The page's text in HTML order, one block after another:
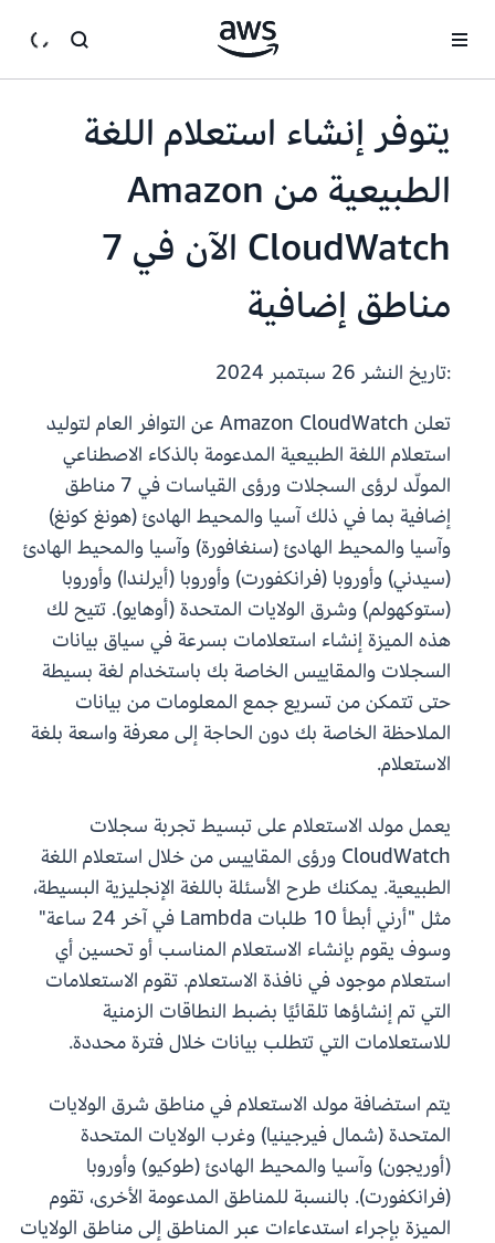
يتوفر إنشاء استعلام اللغة
الطبيعية من Amazon
CloudWatch الآن في 7
مناطق إضافية
:تاريخ النشر
تعلن Amazon CloudWatch عن التوافر العام لتوليد
استعلام اللغة الطبيعية المدعومة بالذكاء الاصطناعي
المولّد لرؤى السجلات ورؤى القياسات في 7 مناطق
إضافية بما في ذلك آسيا والمحيط الهادئ (هونغ كونغ)
وآسيا والمحيط الهادئ (سنغافورة) وآسيا والمحيط الهادئ
(سيدني) وأوروبا (فرانكفورت) وأوروبا (أيرلندا) وأوروبا
(ستوكهولم) وشرق الولايات المتحدة (أوهايو). تتيح لك
هذه الميزة إنشاء استعلامات بسرعة في سياق بيانات
السجلات والمقاييس الخاصة بك باستخدام لغة بسيطة
حتى تتمكن من تسريع جمع المعلومات من بيانات
الملاحظة الخاصة بك دون الحاجة إلى معرفة واسعة بلغة
الاستعلام.
يعمل مولد الاستعلام على تبسيط تجربة سجلات
CloudWatch ورؤى المقاييس من خلال استعلام اللغة
الطبيعية. يمكنك طرح الأسئلة باللغة الإنجليزية البسيطة،
مثل "أرني أبطأ 10 طلبات Lambda في آخر 24 ساعة"
وسوف يقوم بإنشاء الاستعلام المناسب أو تحسين أي
استعلام موجود في نافذة الاستعلام. تقوم الاستعلامات
التي تم إنشاؤها تلقائيًا بضبط النطاقات الزمنية
للاستعلامات التي تتطلب بيانات خلال فترة محددة.
يتم استضافة مولد الاستعلام في مناطق شرق الولايات
المتحدة (شمال فيرجينيا) وغرب الولايات المتحدة
(أوريجون) وآسيا والمحيط الهادئ (طوكيو) وأوروبا
(فرانكفورت). بالنسبة للمناطق المدعومة الأخرى، تقوم
الميزة بإجراء استدعاءات عبر المناطق إلى مناطق الولايات